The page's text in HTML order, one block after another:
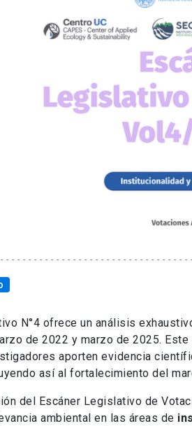
N°4 ofrece un análisis
de 2022 y marzo de 2025.
aporten evidencia
así al fortalecimiento del
del Escáner Legislativo de
ambiental en las áreas de